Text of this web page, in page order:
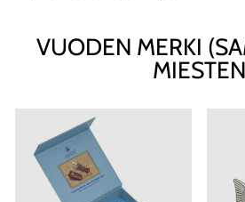
VUODEN MERKI
MIESTEN